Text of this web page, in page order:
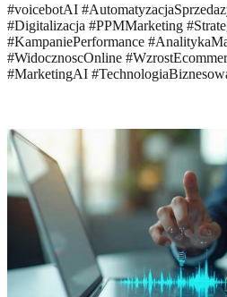
#voicebotAI
#Digitalizacja #PPMMarketing
#KampaniePerformance
#WidocznoscOnline
#MarketingAI